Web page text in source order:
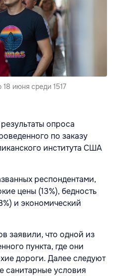
июня среди 1517
опроса
по заказу
института США
респондентами,
цены (13%), бедность
и экономический
заявили, что одной из
пункта, где они
дороги. Далее следуют
санитарные условия